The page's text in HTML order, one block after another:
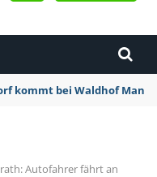
kommt bei Waldhof
Autofahrer fährt an